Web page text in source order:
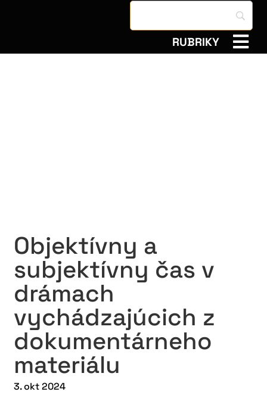
RUBRIKY
Objektívny a
subjektívny čas v
drámach
vychádzajúcich z
dokumentárneho
materiálu
3. okt 2024